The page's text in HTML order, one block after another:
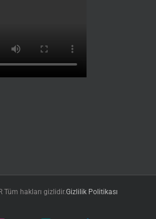
Tüm hakları gizlidir.Gizlilik Politikası